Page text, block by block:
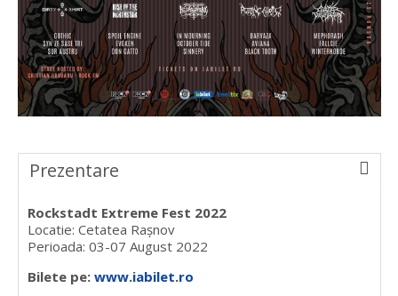
Prezentare
Rockstadt Extreme Fest 2022
Locatie: Cetatea Rașnov
Perioada: 03-07 August 2022
Bilete pe: www.iabilet.ro